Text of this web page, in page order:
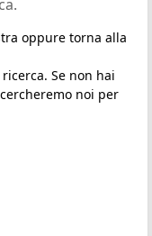
oppure torna alla
Se non hai
noi per